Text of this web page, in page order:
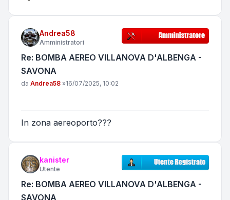
Andrea58
Amministratori
Re: BOMBA AEREO VILLANOVA D'ALBENGA -
SAVONA
Messaggio
da Andrea58 »16/07/2025, 10:02
In zona aereoporto???
kanister
Utente
Re: BOMBA AEREO VILLANOVA D'ALBENGA -
SAVONA